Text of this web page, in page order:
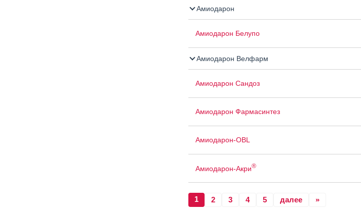
Амиодарон
Амиодарон Белупо
Амиодарон Велфарм
Амиодарон Сандоз
Амиодарон Фармасинтез
Амиодарон-OBL
Амиодарон-Акри®
1 2 3 4 5 далее »